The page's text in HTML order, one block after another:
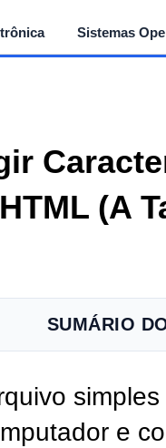
Sistemas
(A
SUMÁRIO
simples
e